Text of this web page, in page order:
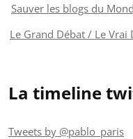
Sauver les blogs du
Le Grand Débat / Le Vrai
La timeline
Tweets by @pablo_paris